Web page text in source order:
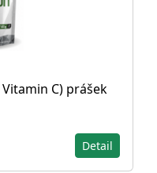
C) prášek
Detail